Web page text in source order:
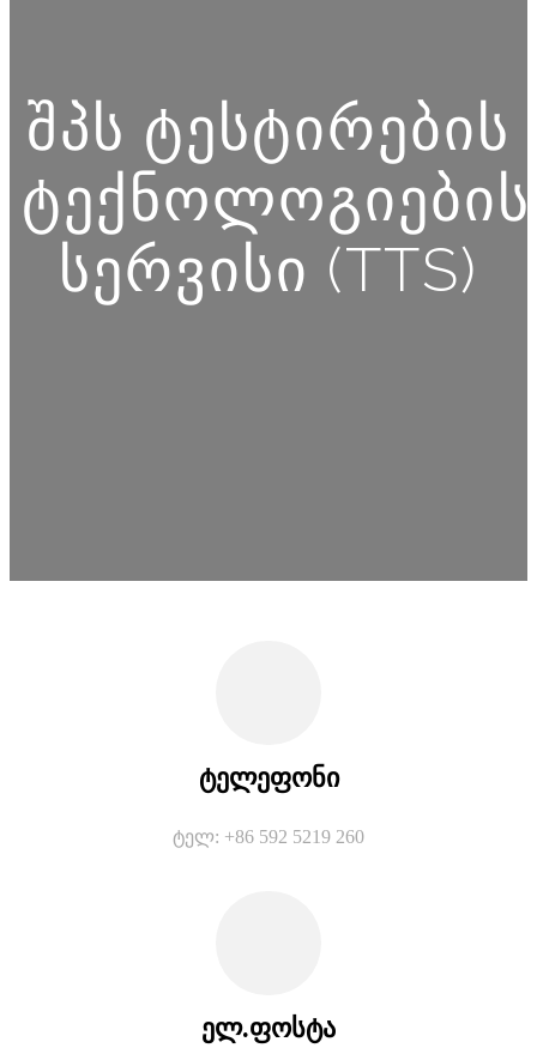
შპს ტესტირების
ტექნოლოგიების
სერვისი (TTS)
ტელეფონი
ტელ: +86 592 5219 260
ელ.ფოსტა